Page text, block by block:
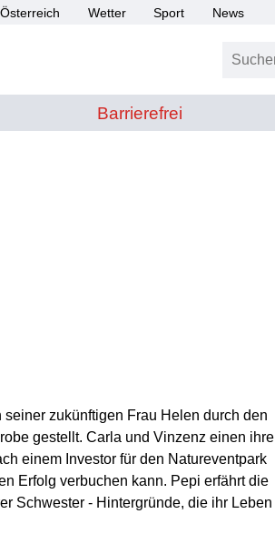
Österreich Wetter Sport News
Z Barrierefrei
Barrierefrei
zukünftigen Frau Helen durch den
gestellt. Carla und Vinzenz einen ihre
einem Investor für den Natureventpark
Erfolg verbuchen kann. Pepi erfährt die
Schwester - Hintergründe, die ihr Leben